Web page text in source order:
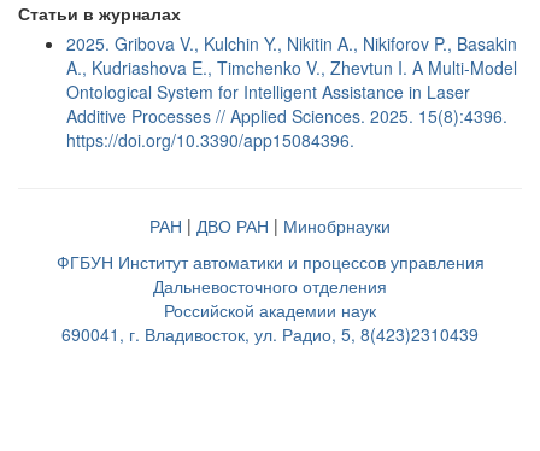
Статьи в журналах
2025. Gribova V., Kulchin Y., Nikitin A., Nikiforov P., Basakin
A., Kudriashova E., Timchenko V., Zhevtun I. A Multi-Model
Ontological System for Intelligent Assistance in Laser
Additive Processes // Applied Sciences. 2025. 15(8):4396.
https://doi.org/10.3390/app15084396.
РАН | ДВО РАН | Минобрнауки
ФГБУН Институт автоматики и процессов управления
Дальневосточного отделения
Российской академии наук
690041, г. Владивосток, ул. Радио, 5, 8(423)2310439